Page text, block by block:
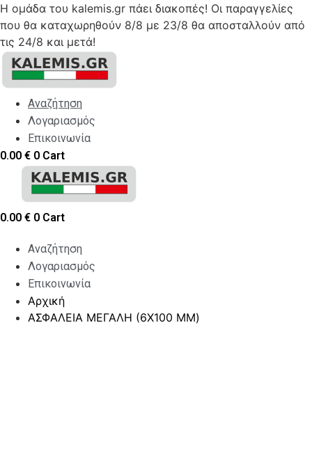
Η ομάδα του kalemis.gr πάει διακοπές! Οι παραγγελίες
που θα καταχωρηθούν 8/8 με 23/8 θα αποσταλλούν από
τις 24/8 και μετά!
Skip
content
Αναζήτηση
Λογαριασμός
Επικοινωνία
0.00 € 0 Cart
0.00 € 0 Cart
Αναζήτηση
Λογαριασμός
Επικοινωνία
Αρχική
ΑΣΦΑΛΕΙΑ ΜΕΓΑΛΗ (6Χ100 MM)